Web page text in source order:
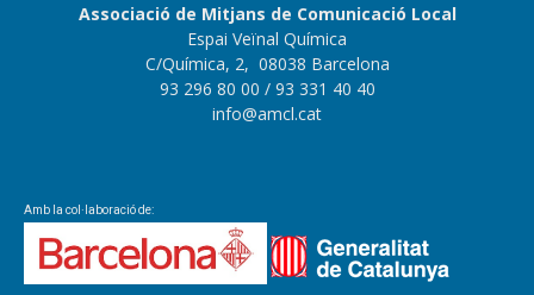
Associació de Mitjans de Comunicació Local
Espai Veïnal Química
C/Química, 2, 08038 Barcelona
93 296 80 00 / 93 331 40 40
info@amcl.cat
Amb la col·laboració de: